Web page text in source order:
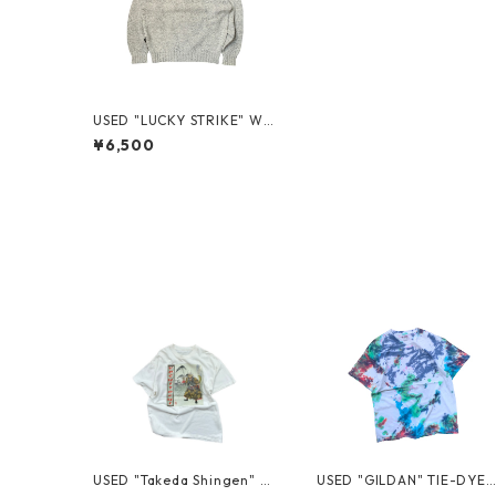
USED "LUCKY STRIKE" WO
OL HENRY-NECK KNIT
¥6,500
USED "Takeda Shingen" T
USED "GILDAN" TIE-DYE